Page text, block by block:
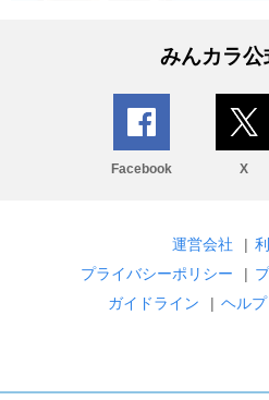
みんカラ公
Facebook X
運営会社 |
プライバシーポリシー
|
ガイドライン
| ヘルプ